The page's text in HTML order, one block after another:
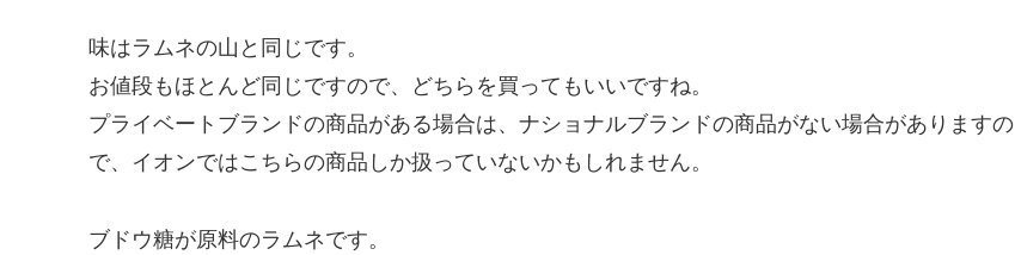
味はラムネの山と同じです。
お値段もほとんど同じですので、どちらを買ってもいいですね。
プライベートブランドの商品がある場合は、ナショナルブランドの商品がない場合がありますの
で、イオンではこちらの商品しか扱っていないかもしれません。
ブドウ糖が原料のラムネです。